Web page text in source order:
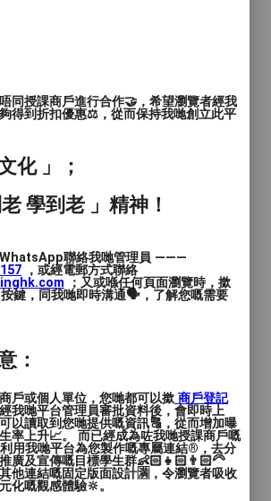
is an English language
writing creativity.
以輕鬆氣氛帶領學生享受英語
的思維，提高寫作的創意。
#writing #comprehension
同授課商戶進行合作🤝，希望瀏覽者經我
得到折扣優惠⚖️，從而保持我哋創立此平
化 」；
學到老 」精神！
WhatsApp聯絡我哋管理員 ———
，或經電郵方式聯絡
；又或喺任何頁面瀏覽時，撳
鍵，同我哋即時溝通🗣️，了解您嘅需要
：
戶或個人單位，您哋都可以撳 商戶登記
我哋平台管理員審批資料後，會即時上
以讀取到您哋提供嘅資訊🔠，從而增加曝
率上升📈。 而已經成為咗我哋授課商戶嘅
用我哋平台為您製作嘅專屬連結®️，去分
廣及宣傳嘅目標學生群👶🏻👧🏻👨🏻‍🦳
他連結嘅固定版面設計🈵，令瀏覽者吸收
化嘅觀感體驗🔆。